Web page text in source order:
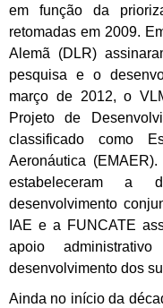
em função da
retomadas em 2009.
Alemã (DLR)
pesquisa e o
março de 2012, o
Projeto de
classificado como
Aeronáutica
estabeleceram a
desenvolvimento
IAE e a FUNCATE
apoio
desenvolvimento dos
Ainda no início da